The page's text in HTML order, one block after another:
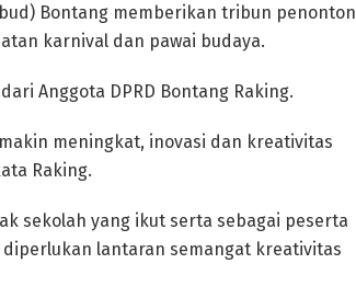
Bontang memberikan tribun penonton
karnival dan pawai budaya.
Anggota DPRD Bontang Raking.
meningkat, inovasi dan kreativitas
Raking.
sekolah yang ikut serta sebagai peserta
diperlukan lantaran semangat kreativitas